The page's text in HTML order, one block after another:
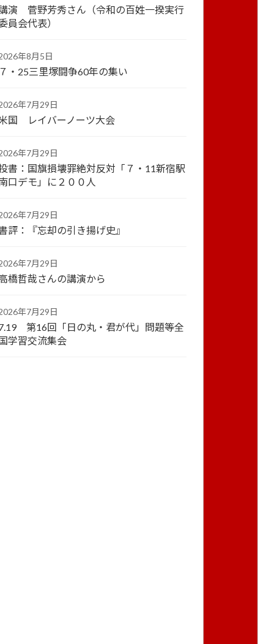
演 菅野芳秀さん（令和の百姓一揆実行
員会代表）
年8月5日
７・25三里塚闘争60年の集い
年7月29日
国 レイバーノーツ大会
年7月29日
書：国旗損壊罪絶対反対「７・11新宿駅
口デモ」に２００人
年7月29日
評：『忘却の引き揚げ史』
年7月29日
橋哲哉さんの講演から
年7月29日
第16回「日の丸・君が代」問題等全
学習交流集会